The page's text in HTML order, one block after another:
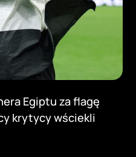
Egiptu za flagę
krytycy wściekli